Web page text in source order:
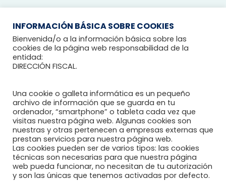
INFORMACIÓN BÁSICA SOBRE COOKIES
Bienvenida/o a la información básica sobre las
cookies de la página web responsabilidad de la
entidad:
DIRECCIÓN FISCAL.
Una cookie o galleta informática es un pequeño
archivo de información que se guarda en tu
ordenador, “smartphone” o tableta cada vez que
visitas nuestra página web. Algunas cookies son
nuestras y otras pertenecen a empresas externas que
prestan servicios para nuestra página web.
Las cookies pueden ser de varios tipos: las cookies
técnicas son necesarias para que nuestra página
web pueda funcionar, no necesitan de tu autorización
y son las únicas que tenemos activadas por defecto.